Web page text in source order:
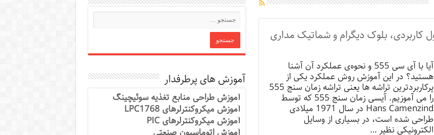
آیا با آی سی 555 و نحوه‌ی عملکرد آن آشنا
هستید؟ در این آموزش روش عملکرد یکی از
پرکاربردترین تراشه ها یعنی تراشه زمان سنج 555
را می آموزیم. آیسی زمان سنج 555 که توسط
Hans Camenzind در سال 1971 میلادی
طراحی شده است، در بسیاری از وسایل
الکترونیکی نظیر …
آموزش های پرطرفدار
آموزش طراحی منابع تغذیه سوئیچینگ
آموزش میکروکنترلرهای LPC1768
آموزش میکروکنترلرهای PIC